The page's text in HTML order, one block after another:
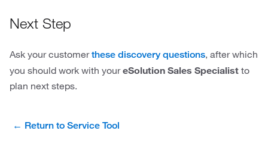
Next Step
Ask your customerthese discovery questions, after which
you should work with youreSolution Sales Specialist to
plan next steps.
← Return to Service Tool